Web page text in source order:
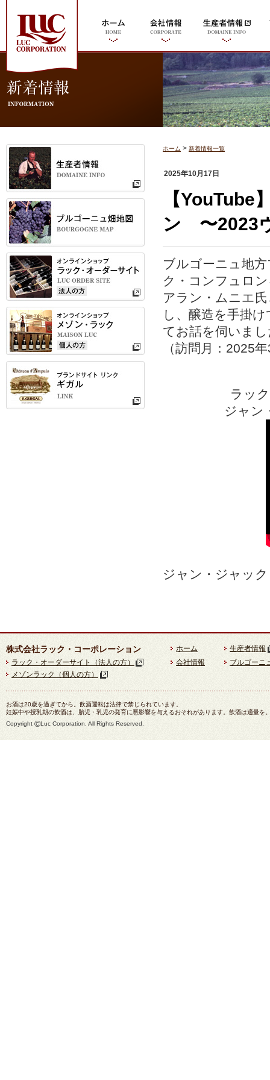
ホーム > 新着情報一覧
2025年10月17日
【YouTube
ン 〜2023
ブルゴーニュ地
ク・コンフュロ
アラン・ムニエ
し、醸造を手掛
てお話を伺いま
（訪問月：2025
ラッ
ジャン
ジャン・ジャッ
株式会社ラック・コーポレーション ホーム
生産者情報
ラック・オーダーサイト（法人の方）
会社情報
ブルゴーニ
メゾンラック（個人の方）
お酒は20歳を過ぎてから。飲酒運転は法律で禁じられています。
妊娠中や授乳期の飲酒は、胎児・乳児の発育に悪影響を与えるおそれがあります。飲酒は適量を
Copyright ©Luc Corporation. All Rights Reserved.